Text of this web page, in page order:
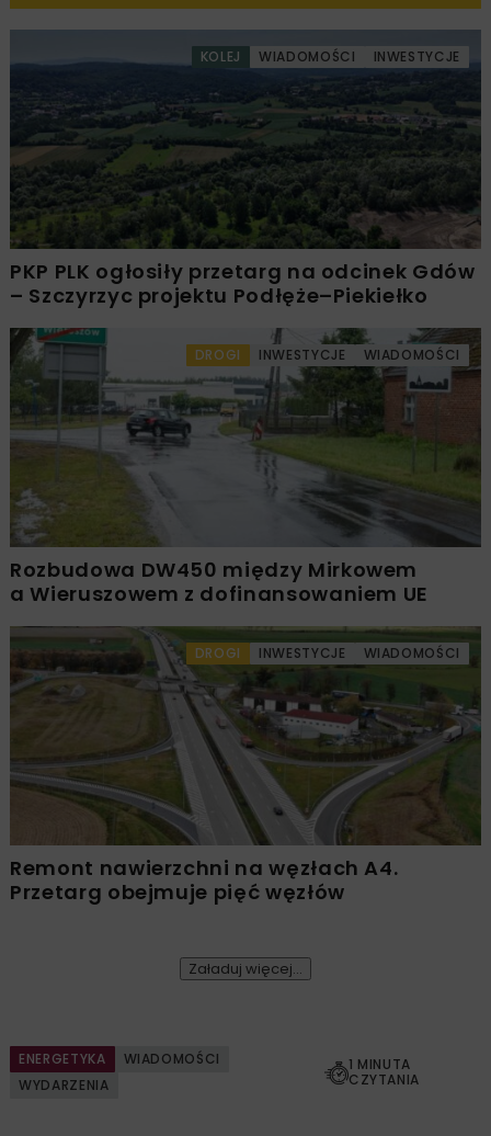
KOLEJ WIADOMOŚCI INWESTYCJE
PKP PLK ogłosiły przetarg na odcinek Gdów
– Szczyrzyc projektu Podłęże–Piekiełko
DROGI INWESTYCJE WIADOMOŚCI
Rozbudowa DW450 między Mirkowem
a Wieruszowem z dofinansowaniem UE
DROGI INWESTYCJE WIADOMOŚCI
Remont nawierzchni na węzłach A4.
Przetarg obejmuje pięć węzłów
Załaduj więcej...
ENERGETYKA
WIADOMOŚCI
WYDARZENIA
1 MINUTA
CZYTANIA